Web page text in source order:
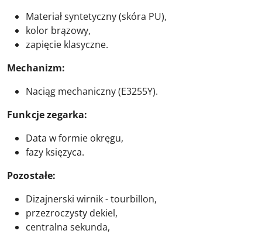
Materiał syntetyczny (skóra PU),
kolor brązowy,
zapięcie klasyczne.
Mechanizm:
Naciąg mechaniczny (E3255Y).
Funkcje zegarka:
Data w formie okręgu,
fazy księzyca.
Pozostałe:
Dizajnerski wirnik - tourbillon,
przezroczysty dekiel,
centralna sekunda,